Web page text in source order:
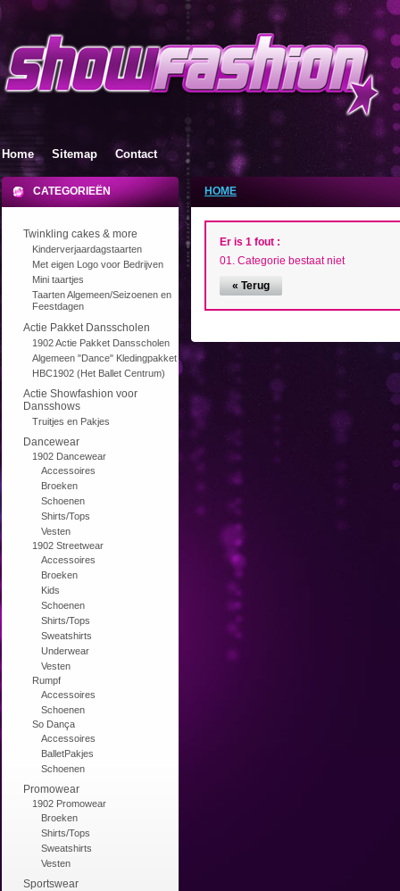
Home Sitemap Contact
CATEGORIEËN
Twinkling cakes & more
Kinderverjaardagstaarten
Met eigen Logo voor Bedrijven
Mini taartjes
Taarten Algemeen/Seizoenen en
Feestdagen
Actie Pakket Dansscholen
1902 Actie Pakket Dansscholen
Algemeen "Dance" Kledingpakket
HBC1902 (Het Ballet Centrum)
Actie Showfashion voor
Dansshows
Truitjes en Pakjes
Dancewear
1902 Dancewear
Accessoires
Broeken
Schoenen
Shirts/Tops
Vesten
1902 Streetwear
Accessoires
Broeken
Kids
Schoenen
Shirts/Tops
Sweatshirts
Underwear
Vesten
Rumpf
Accessoires
Schoenen
So Dança
Accessoires
BalletPakjes
Schoenen
Promowear
1902 Promowear
Broeken
Shirts/Tops
Sweatshirts
Vesten
Sportswear
HOME
Er is 1 fout :
Categorie bestaat niet
« Terug